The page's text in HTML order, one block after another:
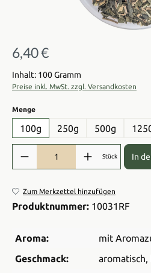
Regulärer Preis:
6,40 €
Inhalt: 100 Gramm
Preise inkl. MwSt. zzgl. Versandkosten
Mengeauswählen
100g 250g 500g
Produkt Anzahl: Gib den
Stück In
Zum Merkzettel hinzufügen
Produktnummer: 10031RF
Aroma:
mit
Geschmack:
aromatisch,